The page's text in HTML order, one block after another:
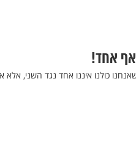
אחד!
כולנו איננו אחד נגד השני, אלא